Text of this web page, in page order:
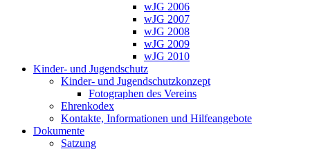
wJG 2006
wJG 2007
wJG 2008
wJG 2009
wJG 2010
Kinder- und Jugendschutz
Kinder- und Jugendschutzkonzept
Fotographen des Vereins
Ehrenkodex
Kontakte, Informationen und Hilfeangebote
Dokumente
Satzung